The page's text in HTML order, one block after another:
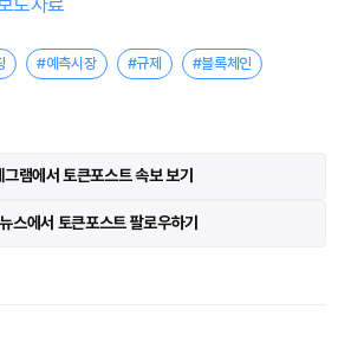
#예측시장 #규제 #블록체인
그램에서 토큰포스트 속보 보기
스에서 토큰포스트 팔로우하기